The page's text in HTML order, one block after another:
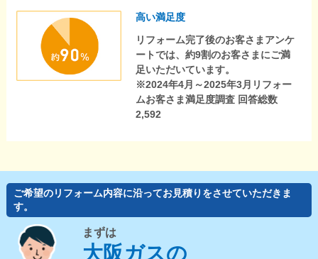
高い満足度
リフォーム完了後のお客さまアンケ
ートでは、約9割のお客さまにご満
足いただいています。
※2024年4月～2025年3月リフォー
ムお客さま満足度調査 回答総数
2,592
ご希望のリフォーム内容に沿ってお見積りをさせていただきま
す。
まずは
大阪ガスの